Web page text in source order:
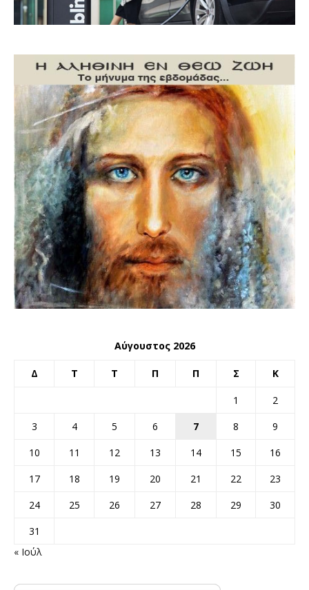
Αύγουστος 2026
Δ Τ Τ Π Π Σ Κ
1
2
3
4 5 6 7 8
9
10
11 12 13 14 15
16
17
18 19 20 21 22
23
24
25 26 27 28 29
30
31
« Ιούλ